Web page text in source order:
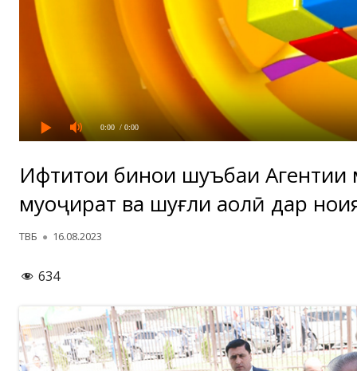
0:00 / 0:00
Ифтитоҳи бинои шуъбаи Агентии
муҳоҷират ва шуғли аҳолӣ дар
Автор
ТВБ Опубликовано
16.08.2023
634